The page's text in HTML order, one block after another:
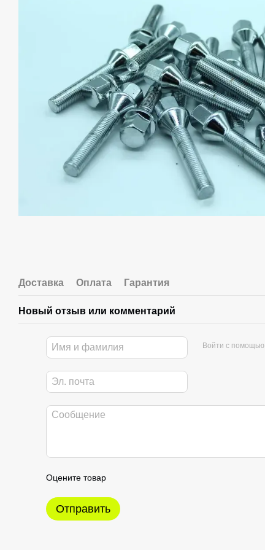
Доставка Оплата Гарантия
Новый отзыв или комментарий
Войти с помощью
Оцените товар
Отправить